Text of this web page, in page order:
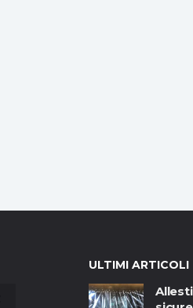
ULTIMI ARTICOLI